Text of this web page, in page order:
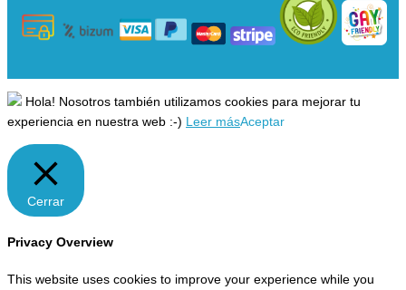
Hola! Nosotros también utilizamos cookies para mejorar tu
experiencia en nuestra web :-) Leer másAceptar
Cerrar
Privacy Overview
This website uses cookies to improve your experience while you